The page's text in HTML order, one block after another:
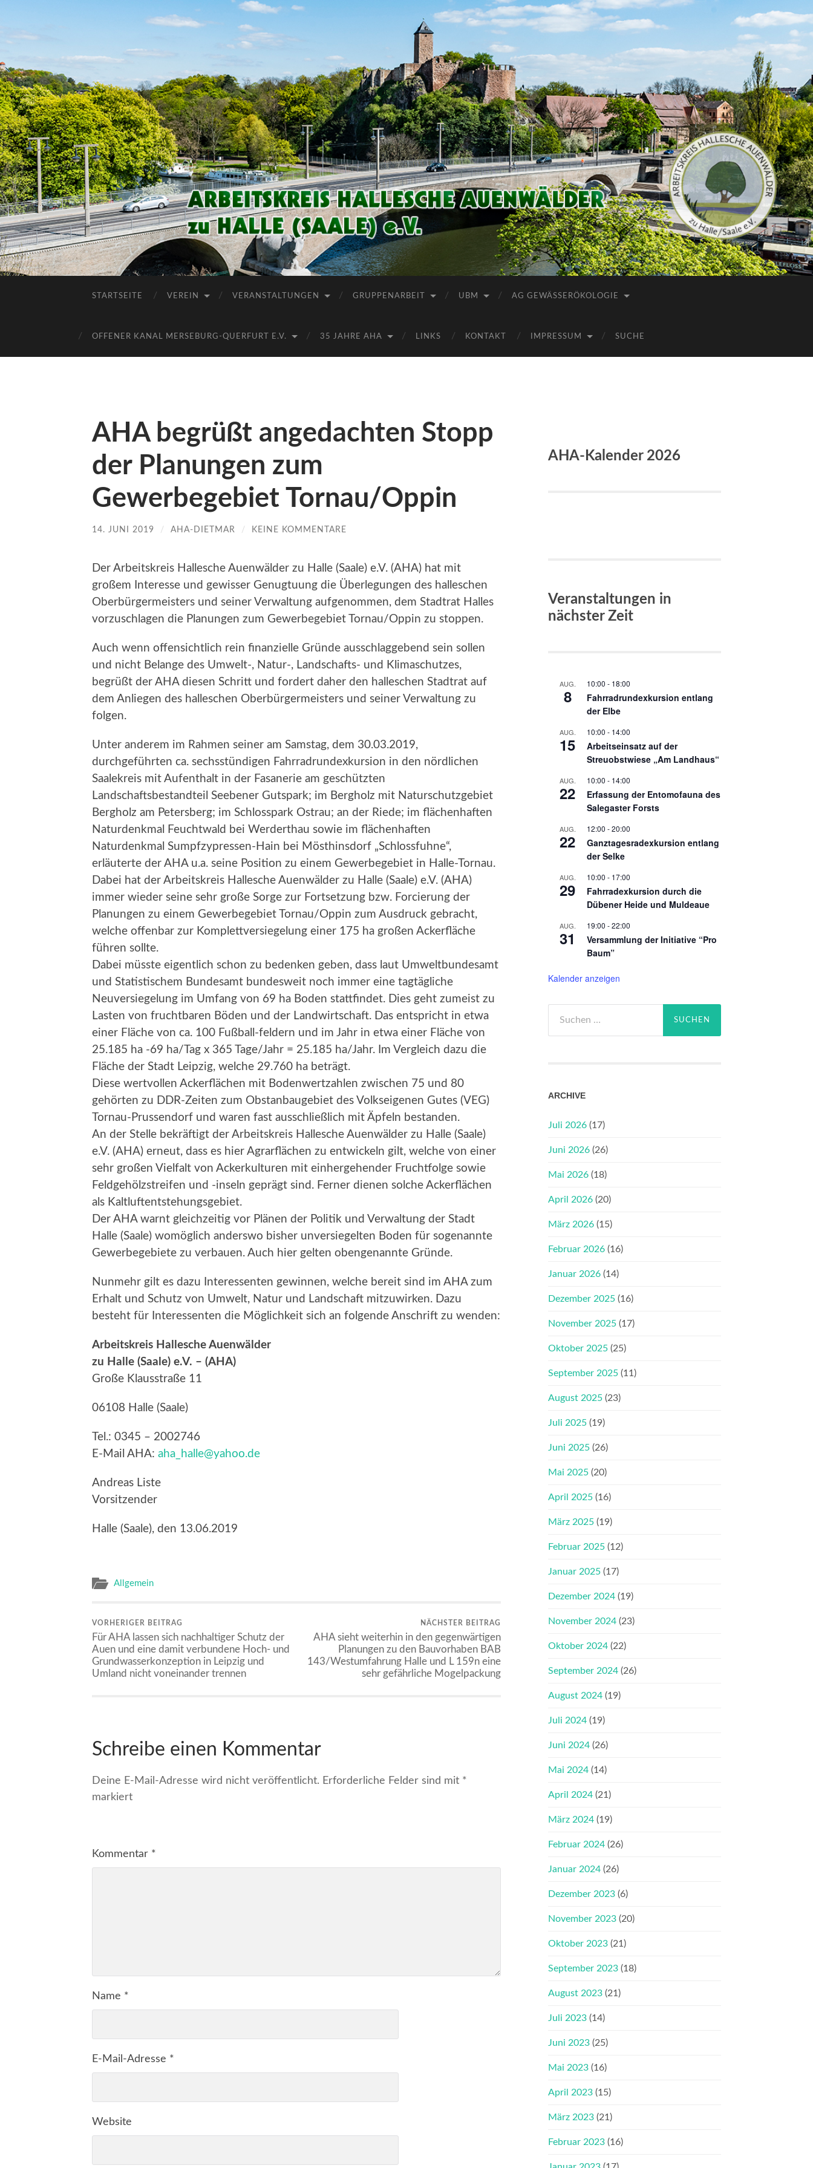
Arbeitskreis
Hallesche
Auenwälder
zu
Halle
e.V.
STARTSEITE VEREIN VERANSTALTUNGEN GRUPPENARBEIT UBM AG GEWÄSSERÖKOLOGIE
OFFENER KANAL MERSEBURG-QUERFURT E.V. 35 JAHRE AHA LINKS KONTAKT IMPRESSUM SUCHE
AHA begrüßt angedachten Stopp
der Planungen zum
Gewerbegebiet Tornau/Oppin
14. JUNI 2019 / AHA-DIETMAR / KEINE KOMMENTARE
Der Arbeitskreis Hallesche Auenwälder zu Halle (Saale) e.V. (AHA) hat mit
großem Interesse und gewisser Genugtuung die Überlegungen des halleschen
Oberbürgermeisters und seiner Verwaltung aufgenommen, dem Stadtrat Halles
vorzuschlagen die Planungen zum Gewerbegebiet Tornau/Oppin zu stoppen.
Auch wenn offensichtlich rein finanzielle Gründe ausschlaggebend sein sollen
und nicht Belange des Umwelt-, Natur-, Landschafts- und Klimaschutzes,
begrüßt der AHA diesen Schritt und fordert daher den halleschen Stadtrat auf
dem Anliegen des halleschen Oberbürgermeisters und seiner Verwaltung zu
folgen.
Unter anderem im Rahmen seiner am Samstag, dem 30.03.2019,
durchgeführten ca. sechsstündigen Fahrradrundexkursion in den nördlichen
Saalekreis mit Aufenthalt in der Fasanerie am geschützten
Landschaftsbestandteil Seebener Gutspark; im Bergholz mit Naturschutzgebiet
Bergholz am Petersberg; im Schlosspark Ostrau; an der Riede; im flächenhaften
Naturdenkmal Feuchtwald bei Werderthau sowie im flächenhaften
Naturdenkmal Sumpfzypressen-Hain bei Mösthinsdorf „Schlossfuhne“,
erläuterte der AHA u.a. seine Position zu einem Gewerbegebiet in Halle-Tornau.
Dabei hat der Arbeitskreis Hallesche Auenwälder zu Halle (Saale) e.V. (AHA)
immer wieder seine sehr große Sorge zur Fortsetzung bzw. Forcierung der
Planungen zu einem Gewerbegebiet Tornau/Oppin zum Ausdruck gebracht,
welche offenbar zur Komplettversiegelung einer 175 ha großen Ackerfläche
führen sollte.
Dabei müsste eigentlich schon zu bedenken geben, dass laut Umweltbundesamt
und Statistischem Bundesamt bundesweit noch immer eine tagtägliche
Neuversiegelung im Umfang von 69 ha Boden stattfindet. Dies geht zumeist zu
Lasten von fruchtbaren Böden und der Landwirtschaft. Das entspricht in etwa
einer Fläche von ca. 100 Fußball-feldern und im Jahr in etwa einer Fläche von
25.185 ha -69 ha/Tag x 365 Tage/Jahr = 25.185 ha/Jahr. Im Vergleich dazu die
Fläche der Stadt Leipzig, welche 29.760 ha beträgt.
Diese wertvollen Ackerflächen mit Bodenwertzahlen zwischen 75 und 80
gehörten zu DDR-Zeiten zum Obstanbaugebiet des Volkseigenen Gutes (VEG)
Tornau-Prussendorf und waren fast ausschließlich mit Äpfeln bestanden.
An der Stelle bekräftigt der Arbeitskreis Hallesche Auenwälder zu Halle (Saale)
e.V. (AHA) erneut, dass es hier Agrarflächen zu entwickeln gilt, welche von einer
sehr großen Vielfalt von Ackerkulturen mit einhergehender Fruchtfolge sowie
Feldgehölzstreifen und -inseln geprägt sind. Ferner dienen solche Ackerflächen
als Kaltluftentstehungsgebiet.
Der AHA warnt gleichzeitig vor Plänen der Politik und Verwaltung der Stadt
Halle (Saale) womöglich anderswo bisher unversiegelten Boden für sogenannte
Gewerbegebiete zu verbauen. Auch hier gelten obengenannte Gründe.
Nunmehr gilt es dazu Interessenten gewinnen, welche bereit sind im AHA zum
Erhalt und Schutz von Umwelt, Natur und Landschaft mitzuwirken. Dazu
besteht für Interessenten die Möglichkeit sich an folgende Anschrift zu wenden:
Arbeitskreis Hallesche Auenwälder
zu Halle (Saale) e.V. – (AHA)
Große Klausstraße 11
06108 Halle (Saale)
Tel.: 0345 – 2002746
E-Mail AHA: aha_halle@yahoo.de
Andreas Liste
Vorsitzender
Halle (Saale), den 13.06.2019
Allgemein
VORHERIGER BEITRAG
Für AHA lassen sich nachhaltiger Schutz der
Auen und eine damit verbundene Hoch- und
Grundwasserkonzeption in Leipzig und
Umland nicht voneinander trennen
NÄCHSTER BEITRAG
AHA sieht weiterhin in den gegenwärtigen
Planungen zu den Bauvorhaben BAB
143/Westumfahrung Halle und L 159n eine
sehr gefährliche Mogelpackung
Schreibe einen Kommentar
Deine E-Mail-Adresse wird nicht veröffentlicht. Erforderliche Felder sind mit *
markiert
Kommentar *
Name *
E-Mail-Adresse *
Website
AHA-Kalender 2026
Veranstaltungen in
nächster Zeit
AUG.
8
10:00 - 18:00
Fahrradrundexkursion entlang
der Elbe
AUG.
15
10:00 - 14:00
Arbeitseinsatz auf der
Streuobstwiese „Am Landhaus“
AUG.
22
10:00 - 14:00
Erfassung der Entomofauna des
Salegaster Forsts
AUG.
22
12:00 -20:00
Ganztagesradexkursion entlang
der Selke
AUG.
29
10:00 - 17:00
Fahrradexkursion durch die
Dübener Heide und Muldeaue
AUG.
31
19:00 -22:00
Versammlung der Initiative “Pro
Baum”
Kalender anzeigen
nach:
ARCHIVE
Juli 2026 (17)
Juni 2026 (26)
Mai 2026 (18)
April 2026 (20)
März 2026 (15)
Februar 2026 (16)
Januar 2026 (14)
Dezember 2025 (16)
November 2025 (17)
Oktober 2025 (25)
September 2025 (11)
August 2025 (23)
Juli 2025 (19)
Juni 2025 (26)
Mai 2025 (20)
April 2025 (16)
März 2025 (19)
Februar 2025 (12)
Januar 2025 (17)
Dezember 2024 (19)
November 2024 (23)
Oktober 2024 (22)
September 2024 (26)
August 2024 (19)
Juli 2024 (19)
Juni 2024 (26)
Mai 2024 (14)
April 2024 (21)
März 2024 (19)
Februar 2024 (26)
Januar 2024 (26)
Dezember 2023 (6)
November 2023 (20)
Oktober 2023 (21)
September 2023 (18)
August 2023 (21)
Juli 2023 (14)
Juni 2023 (25)
Mai 2023 (16)
April 2023 (15)
März 2023 (21)
Februar 2023 (16)